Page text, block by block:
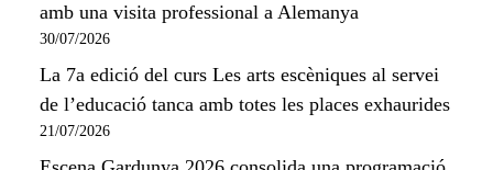
amb una visita professional a Alemanya
30/07/2026
La 7a edició del curs Les arts escèniques al servei
de l’educació tanca amb totes les places exhaurides
21/07/2026